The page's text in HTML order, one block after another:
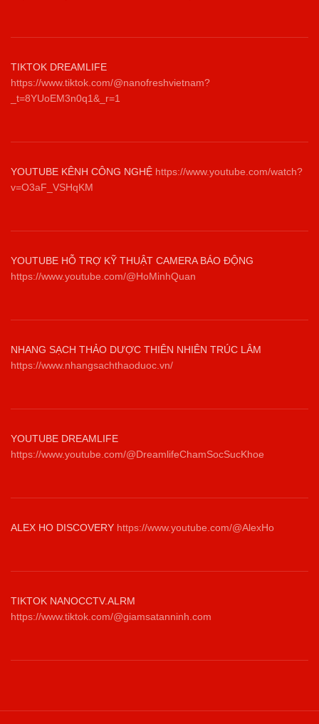
TIKTOK DREAMLIFE
https://www.tiktok.com/@nanofreshvietnam?
_t=8YUoEM3n0q1&_r=1
YOUTUBE KÊNH CÔNG NGHỆ https://www.youtube.com/watch?
v=O3aF_VSHqKM
YOUTUBE HỖ TRỢ KỸ THUẬT CAMERA BÁO ĐỘNG
https://www.youtube.com/@HoMinhQuan
NHANG SẠCH THẢO DƯỢC THIÊN NHIÊN TRÚC LÂM
https://www.nhangsachthaoduoc.vn/
YOUTUBE DREAMLIFE
https://www.youtube.com/@DreamlifeChamSocSucKhoe
ALEX HO DISCOVERY https://www.youtube.com/@AlexHo
TIKTOK NANOCCTV.ALRM
https://www.tiktok.com/@giamsatanninh.com